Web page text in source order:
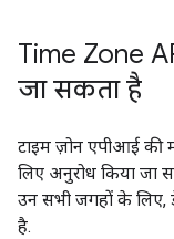
Time Zone
जा सकता है
टाइम ज़ोन एपीआई की
लिए अनुरोध किया
उन सभी जगहों के लिए,
है.